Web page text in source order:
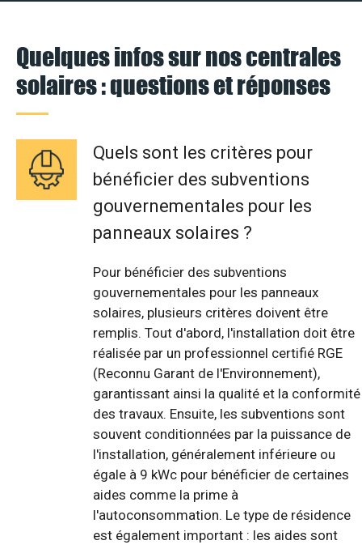
Quelques infos sur nos centrales
solaires : questions et réponses
Quels sont les critères pour
bénéficier des subventions
gouvernementales pour les
panneaux solaires ?
Pour bénéficier des subventions
gouvernementales pour les panneaux
solaires, plusieurs critères doivent être
remplis. Tout d'abord, l'installation doit être
réalisée par un professionnel certifié RGE
(Reconnu Garant de l'Environnement),
garantissant ainsi la qualité et la conformité
des travaux. Ensuite, les subventions sont
souvent conditionnées par la puissance de
l'installation, généralement inférieure ou
égale à 9 kWc pour bénéficier de certaines
aides comme la prime à
l'autoconsommation. Le type de résidence
est également important : les aides sont